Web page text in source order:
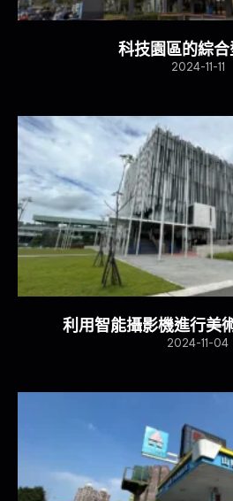
科技園區的綜合
2024-11-11
利用智能攝影機進行美
2024-11-04